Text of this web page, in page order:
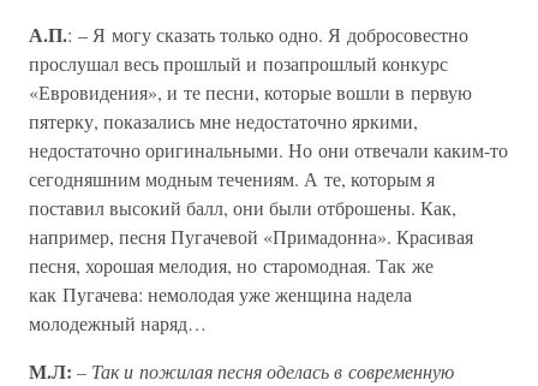
А.П.: – Я могу сказать только одно. Я добросовестно
прослушал весь прошлый и позапрошлый конкурс
«Евровидения», и те песни, которые вошли в первую
пятерку, показались мне недостаточно яркими,
недостаточно оригинальными. Но они отвечали каким-то
сегодняшним модным течениям. А те, которым я
поставил высокий балл, они были отброшены. Как,
например, песня Пугачевой «Примадонна». Красивая
песня, хорошая мелодия, но старомодная. Так же
как Пугачева: немолодая уже женщина надела
молодежный наряд…
М.Л: – Так и пожилая песня оделась в современную